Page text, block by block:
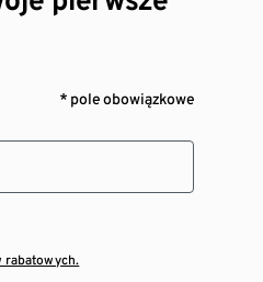
* pole obowiązkowe
rabatowych.